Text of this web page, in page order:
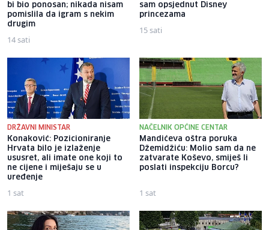
bi bio ponosan; nikada nisam
pomislila da igram s nekim
drugim
14 sati
sam opsjednut Disney
princezama
15 sati
DRŽAVNI MINISTAR
Konaković: Pozicioniranje
Hrvata bilo je izlaženje
ususret, ali imate one koji to
ne cijene i miješaju se u
uređenje
1 sat
NAČELNIK OPĆINE CENTAR
Mandićeva oštra poruka
Džemidžiću: Molio sam da ne
zatvarate Koševo, smiješ li
poslati inspekciju Borcu?
1 sat